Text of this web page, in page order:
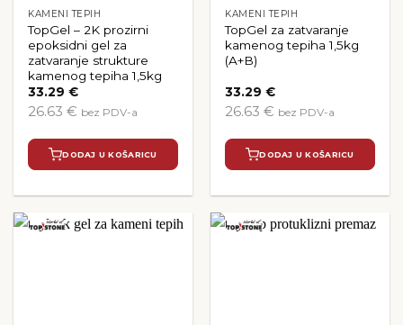
KAMENI TEPIH
TopGel – 2K prozirni
epoksidni gel za
zatvaranje strukture
kamenog tepiha 1,5kg
33.29€
26.63 € bez PDV-a
DODAJ U KOŠARICU
KAMENI TEPIH
TopGel za zatvaranje
kamenog tepiha 1,5kg
(A+B)
33.29€
26.63 € bez PDV-a
DODAJ U KOŠARICU